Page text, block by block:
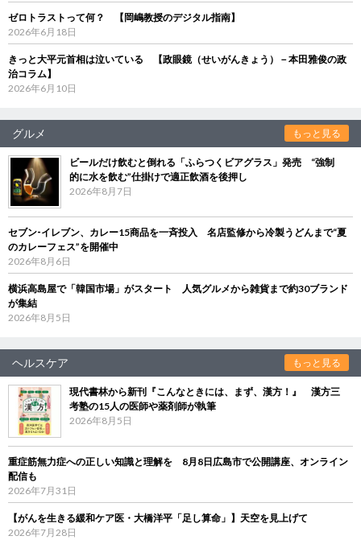
ゼロトラストって何？ 【岡嶋教授のデジタル指南】
2026年6月18日
きっと大平元首相は泣いている 【政眼鏡（せいがんきょう）－本田雅俊の政
治コラム】
2026年6月10日
グルメ もっと見る
ビールだけ飲むと倒れる「ふらつくビアグラス」発売 “強制
的に水を飲む”仕掛けで適正飲酒を後押し
2026年8月7日
セブン‐イレブン、カレー15商品を一斉投入 名店監修から冷製うどんまで“夏
のカレーフェス”を開催中
2026年8月6日
横浜高島屋で「韓国市場」がスタート 人気グルメから雑貨まで約30ブランド
が集結
2026年8月5日
ヘルスケア もっと見る
現代書林から新刊『こんなときには、まず、漢方！』 漢方三
考塾の15人の医師や薬剤師が執筆
2026年8月5日
重症筋無力症への正しい知識と理解を 8月8日広島市で公開講座、オンライン
配信も
2026年7月31日
【がんを生きる緩和ケア医・大橋洋平「足し算命」】天空を見上げて
2026年7月28日